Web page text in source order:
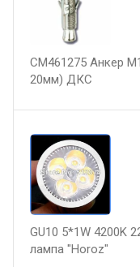
CM461275 Анкер
20мм) ДКС
GU10 5*1W 4200K
лампа "Horoz"